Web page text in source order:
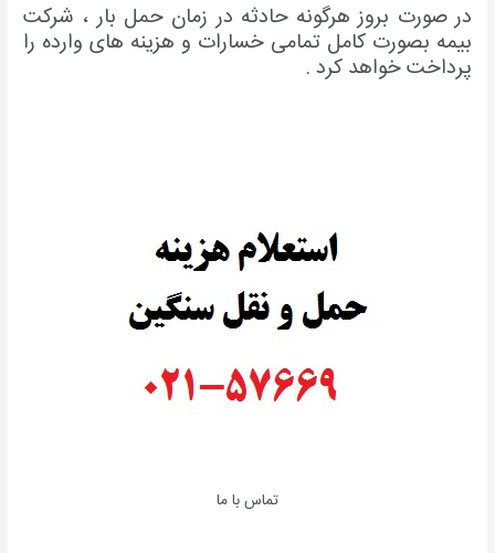
در صورت بروز هرگونه حادثه در زمان حمل بار ، شرکت
بیمه بصورت کامل تمامی خسارات و هزینه های وارده را
پرداخت خواهد کرد .
تماس با ما